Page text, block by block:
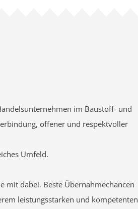
im Baustoff- und
offener und respektvoller
Umfeld.
mit dabei. Beste Übernahmechancen
leistungsstarken und kompetenten